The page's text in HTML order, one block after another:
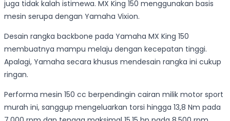
juga tidak kalah istimewa. MX King 150 menggunakan basis
mesin serupa dengan Yamaha Vixion.
Desain rangka backbone pada Yamaha MX King 150
membuatnya mampu melaju dengan kecepatan tinggi.
Apalagi, Yamaha secara khusus mendesain rangka ini cukup
ringan.
Performa mesin 150 cc berpendingin cairan milik motor sport
murah ini, sanggup mengeluarkan torsi hingga 13,8 Nm pada